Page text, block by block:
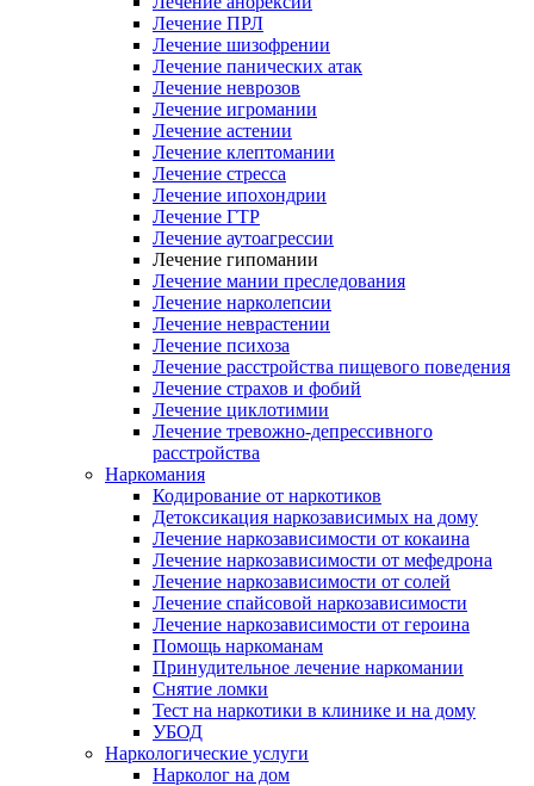
Лечение ПРЛ
Лечение шизофрении
Лечение панических атак
Лечение неврозов
Лечение игромании
Лечение астении
Лечение клептомании
Лечение стресса
Лечение ипохондрии
Лечение ГТР
Лечение аутоагрессии
Лечение гипомании
Лечение мании преследования
Лечение нарколепсии
Лечение неврастении
Лечение психоза
Лечение расстройства пищевого поведения
Лечение страхов и фобий
Лечение циклотимии
Лечение тревожно-депрессивного
расстройства
Наркомания
Кодирование от наркотиков
Детоксикация наркозависимых на дому
Лечение наркозависимости от кокаина
Лечение наркозависимости от мефедрона
Лечение наркозависимости от солей
Лечение спайсовой наркозависимости
Лечение наркозависимости от героина
Помощь наркоманам
Принудительное лечение наркомании
Снятие ломки
Тест на наркотики в клинике и на дому
УБОД
Наркологические услуги
Нарколог на дом